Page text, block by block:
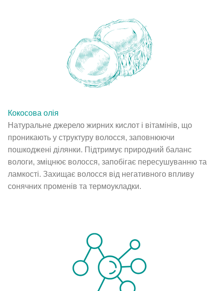
Кокосова олія
Натуральне джерело жирних кислот і вітамінів, що
проникають у структуру волосся, заповнюючи
пошкоджені ділянки. Підтримує природний баланс
вологи, зміцнює волосся, запобігає пересушуванню та
ламкості. Захищає волосся від негативного впливу
сонячних променів та термоукладки.